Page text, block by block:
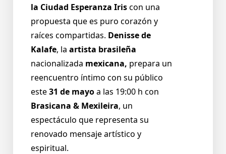
la Ciudad Esperanza Iriscon una
propuesta que es puro corazón y
raíces compartidas. Denisse de
Kalafe, la artista brasileña
nacionalizada mexicana, prepara un
reencuentro íntimo con su público
este31 de mayoa las 19:00 h con
Brasicana & Mexileira, un
espectáculo que representa su
renovado mensaje artístico y
espiritual.